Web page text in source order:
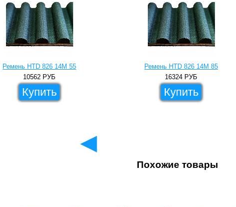
Ремень HTD 826 14M 55
10562 РУБ
Купить
Ремень HTD 826 14M 85
16324 РУБ
Купить
◄
Похожие товары